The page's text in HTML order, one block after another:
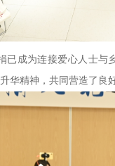
成为连接爱心人士与
华精神，共同营造了良